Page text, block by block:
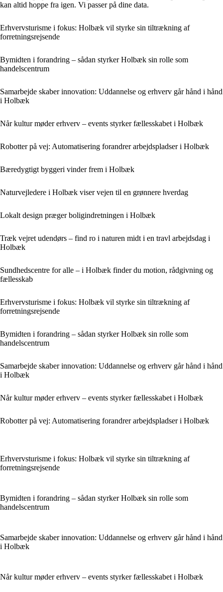
kan altid hoppe fra igen. Vi passer på dine data.
Erhvervsturisme i fokus: Holbæk vil styrke sin tiltrækning af
forretningsrejsende
Bymidten i forandring – sådan styrker Holbæk sin rolle som
handelscentrum
Samarbejde skaber innovation: Uddannelse og erhverv går hånd i hånd
i Holbæk
Når kultur møder erhverv – events styrker fællesskabet i Holbæk
Robotter på vej: Automatisering forandrer arbejdspladser i Holbæk
Bæredygtigt byggeri vinder frem i Holbæk
Naturvejledere i Holbæk viser vejen til en grønnere hverdag
Lokalt design præger boligindretningen i Holbæk
Træk vejret udendørs – find ro i naturen midt i en travl arbejdsdag i
Holbæk
Sundhedscentre for alle – i Holbæk finder du motion, rådgivning og
fællesskab
Erhvervsturisme i fokus: Holbæk vil styrke sin tiltrækning af
forretningsrejsende
Bymidten i forandring – sådan styrker Holbæk sin rolle som
handelscentrum
Samarbejde skaber innovation: Uddannelse og erhverv går hånd i hånd
i Holbæk
Når kultur møder erhverv – events styrker fællesskabet i Holbæk
Robotter på vej: Automatisering forandrer arbejdspladser i Holbæk
Erhvervsturisme i fokus: Holbæk vil styrke sin tiltrækning af
forretningsrejsende
Bymidten i forandring – sådan styrker Holbæk sin rolle som
handelscentrum
Samarbejde skaber innovation: Uddannelse og erhverv går hånd i hånd
i Holbæk
Når kultur møder erhverv – events styrker fællesskabet i Holbæk